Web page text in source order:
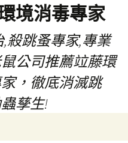
境消毒專家
殺跳蚤專家,專業
公司推薦竝藤環
，徹底消滅跳
孳生!